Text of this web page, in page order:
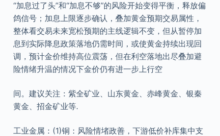
“加息过了头”和“加息不够”的风险开始变得平衡，释放偏
鸽信号；加息上限逐步确认，叠加黄金预期交易属性，
整体看交易未来宽松预期的主线逻辑不变，但从暂停加
息到实际降息政策落地仍需时间，或使黄金持续出现回
调，预计金价维持高位震荡，但在利空落地出尽叠加避
险情绪升温的情况下金价仍有进一步上行空
间。建议关注：紫全矿业、山东黄金、赤峰黄金、银秦
黄金、招金矿业等.
工业金属：(1)铜：风险情堵政善，下游低价补库集中支